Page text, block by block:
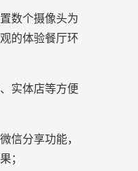
数个摄像头为
的体验餐厅环
实体店等方便
信分享功能，
；